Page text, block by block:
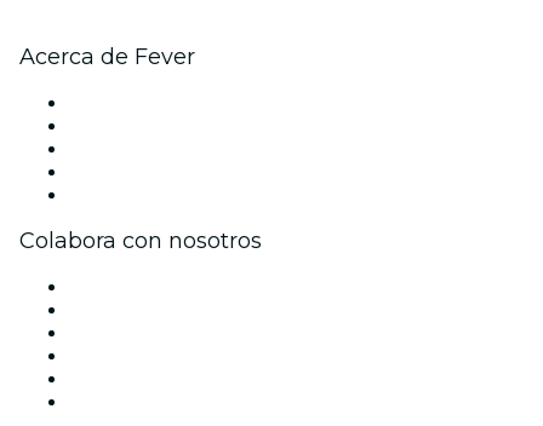
Acerca de Fever
Colabora con nosotros